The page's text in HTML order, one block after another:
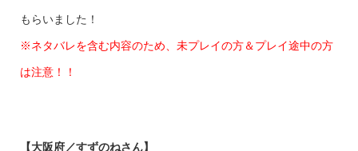
もらいました！
※ネタバレを含む内容のため、未プレイの方＆プレイ途中の方
は注意！！
【大阪府／すずのねさん】